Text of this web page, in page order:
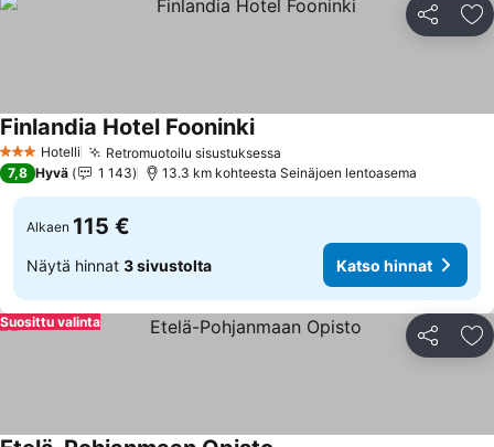
Jaa
3 Tähtiluokitus
Hotelli Retromuotoilu sisustuksessa
Finlandia Hotel Fooninki
7,8 Hyvä 1 143 13.3 km kohteesta Seinäjoen lentoasema
Alkaen 115 €
Näytä hinnat 3 sivustolta Katso hinnat
Jaa
Suosittu valinta